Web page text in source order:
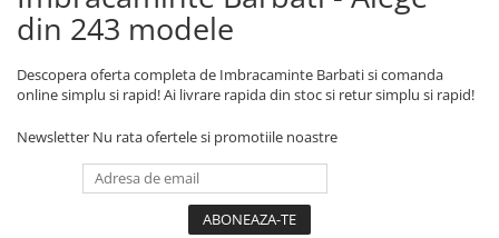
din 243 modele
Descopera oferta completa de Imbracaminte Barbati si comanda
online simplu si rapid! Ai livrare rapida din stoc si retur simplu si rapid!
Newsletter Nu rata ofertele si promotiile noastre